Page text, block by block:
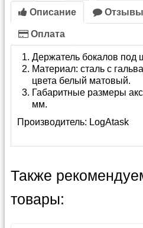
Описание Отзывы
Оплата
Держатель бокалов под
Материал: сталь с
цвета белый матовый.
Габаритные размеры
мм.
Производитель: LogAtask
Также
товары: